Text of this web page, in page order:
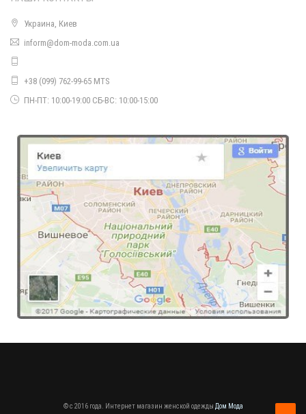
Украина, Киев
inform@dom-moda.com.ua
+38 (099) 762-99-65 MTS
ПН-ПТ: 10:00-19:00 СБ-ВС: 10:00-15:00
© c 2016 года. Интернет магазин женской одежды Дом Мода